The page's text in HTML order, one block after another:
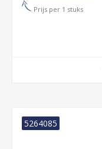
Prijs per 1 stuks
5264085